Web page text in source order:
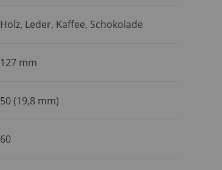
Holz, Leder, Kaffee, Schokolade
127 mm
50 (19,8 mm)
60